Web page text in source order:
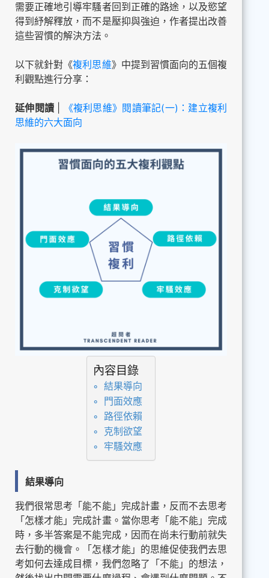
需要正確地引導牢騷者回到正確的路途，以及慾望
得到紓解釋放，而不是壓抑與強迫，作者提出改善
這些習慣的解決方法。
以下就針對《複利思維》中提到習慣面向的五個複
利觀點進行分享：
延伸閱讀
《複利思維》閱讀筆記(一)：建立複利
思維的六大面向
內容目錄
結果導向
門面效應
路徑依賴
克制欲望
牢騷效應
結果導向
我們很常思考「能不能」完成計畫，反而不去思考
「怎樣才能」完成計畫。當你思考「能不能」完成
時，多半答案是不能完成，因而在尚未行動前就失
去行動的機會。「怎樣才能」的思維促使我們去思
考如何去達成目標，我們忽略了「不能」的想法，